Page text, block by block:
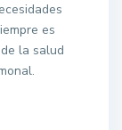
es
la salud